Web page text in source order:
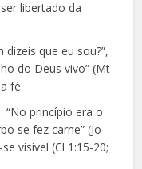
libertado da
dizeis que eu sou?”,
do Deus vivo” (Mt
fé.
“No princípio era o
se fez carne” (Jo
visível (Cl 1:15-20;